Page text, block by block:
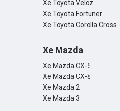
Xe Toyota Veloz
Xe Toyota Fortuner
Xe Toyota Corolla Cross
Xe Mazda
Xe Mazda CX-5
Xe Mazda CX-8
Xe Mazda 2
Xe Mazda 3